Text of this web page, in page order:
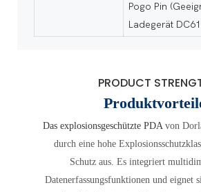
Pogo Pin
Ladegerät
PRODUCT
Das explosionsgeschützte PDA von
durch eine hohe
Schutz aus. Es integriert
Datenerfassungsfunktionen und eignet